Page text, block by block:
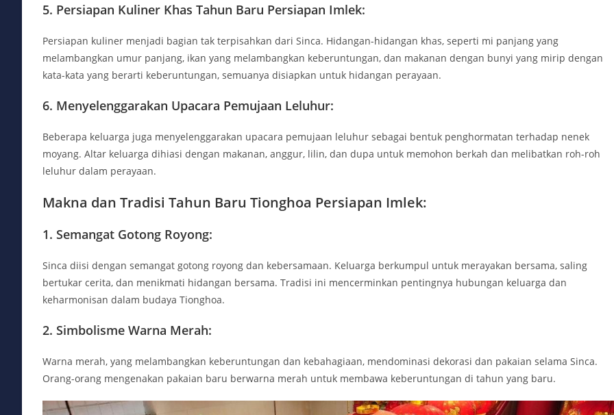
5. Persiapan Kuliner Khas Tahun Baru Persiapan Imlek:
Persiapan kuliner menjadi bagian tak terpisahkan dari Sinca. Hidangan-hidangan khas, seperti mi panjang yang
melambangkan umur panjang, ikan yang melambangkan keberuntungan, dan makanan dengan bunyi yang mirip dengan
kata-kata yang berarti keberuntungan, semuanya disiapkan untuk hidangan perayaan.
6. Menyelenggarakan Upacara Pemujaan Leluhur:
Beberapa keluarga juga menyelenggarakan upacara pemujaan leluhur sebagai bentuk penghormatan terhadap nenek
moyang. Altar keluarga dihiasi dengan makanan, anggur, lilin, dan dupa untuk memohon berkah dan melibatkan roh-roh
leluhur dalam perayaan.
Makna dan Tradisi Tahun Baru Tionghoa Persiapan Imlek:
1. Semangat Gotong Royong:
Sinca diisi dengan semangat gotong royong dan kebersamaan. Keluarga berkumpul untuk merayakan bersama, saling
bertukar cerita, dan menikmati hidangan bersama. Tradisi ini mencerminkan pentingnya hubungan keluarga dan
keharmonisan dalam budaya Tionghoa.
2. Simbolisme Warna Merah:
Warna merah, yang melambangkan keberuntungan dan kebahagiaan, mendominasi dekorasi dan pakaian selama Sinca.
Orang-orang mengenakan pakaian baru berwarna merah untuk membawa keberuntungan di tahun yang baru.